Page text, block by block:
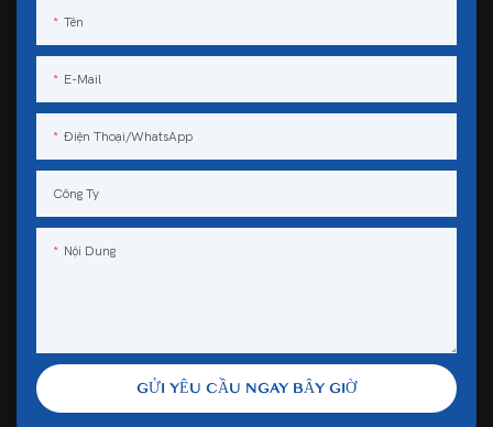
Tên
E-Mail
Điện Thoại/WhatsApp
Công Ty
Nội Dung
GỬI YÊU CẦU NGAY BÂY GIỜ